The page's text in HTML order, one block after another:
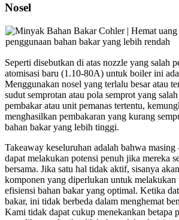
Nosel
Seperti disebutkan di atas nozzle yang salah
atomisasi baru (1.10-80A) untuk boiler ini
Menggunakan nosel yang terlalu besar atau
sudut semprotan atau pola semprot yang
pembakar atau unit pemanas tertentu,
menghasilkan pembakaran yang kurang
bahan bakar yang lebih tinggi.
Takeaway keseluruhan adalah bahwa
dapat melakukan potensi penuh jika mereka
bersama. Jika satu hal tidak aktif, sisanya
komponen yang diperlukan untuk melakukan
efisiensi bahan bakar yang optimal. Ketika
bakar, ini tidak berbeda dalam menghemat
Kami tidak dapat cukup menekankan betapa